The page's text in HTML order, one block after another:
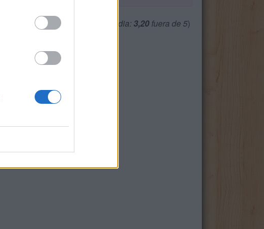
votos, media: 3,20 fuera de 5)